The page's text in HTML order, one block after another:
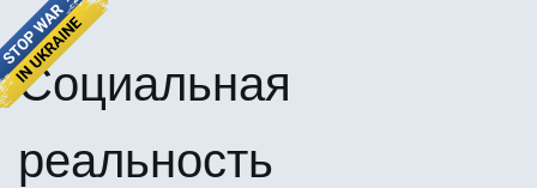
Социальная
реальность